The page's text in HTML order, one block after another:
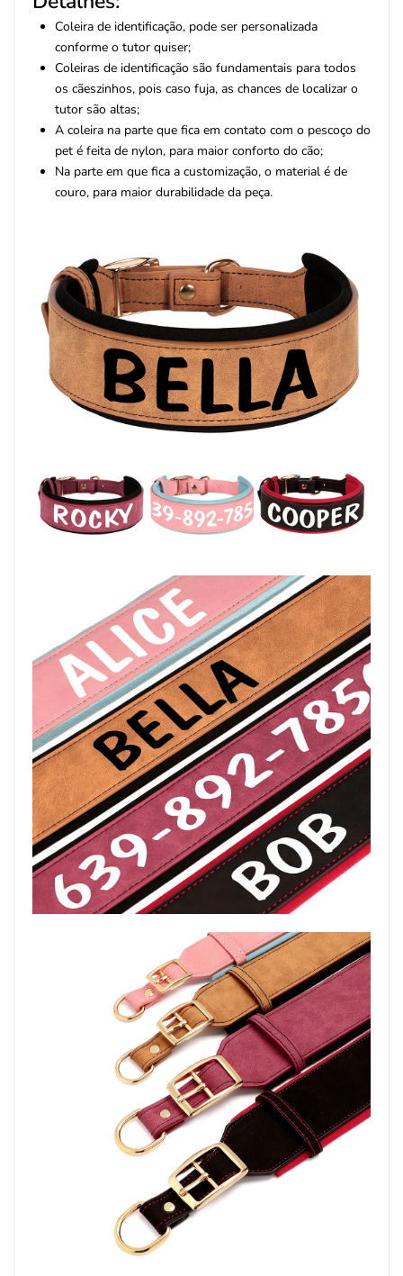
Coleira de identificação, pode ser personalizada
conforme o tutor quiser;
Coleiras de identificação são fundamentais para todos
os cãeszinhos, pois caso fuja, as chances de localizar o
tutor são altas;
A coleira na parte que fica em contato com o pescoço do
pet é feita de nylon, para maior conforto do cão;
Na parte em que fica a customização, o material é de
couro, para maior durabilidade da peça.